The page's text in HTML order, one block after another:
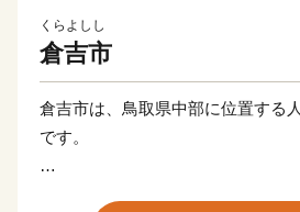
くらよしし
倉吉市
倉吉市は、鳥取県中部に位置する
です。